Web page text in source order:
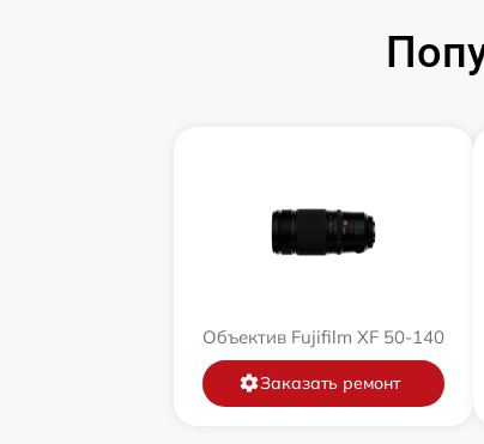
Объектив Fujifilm XF 50-140
Заказать ремонт